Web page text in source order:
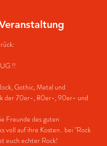
!!
Gothic, Metal und
der 70er-, 80er-, 90er- und
Freunde des guten
voll auf ihre Kosten.. bei "Rock
euch echter Rock!